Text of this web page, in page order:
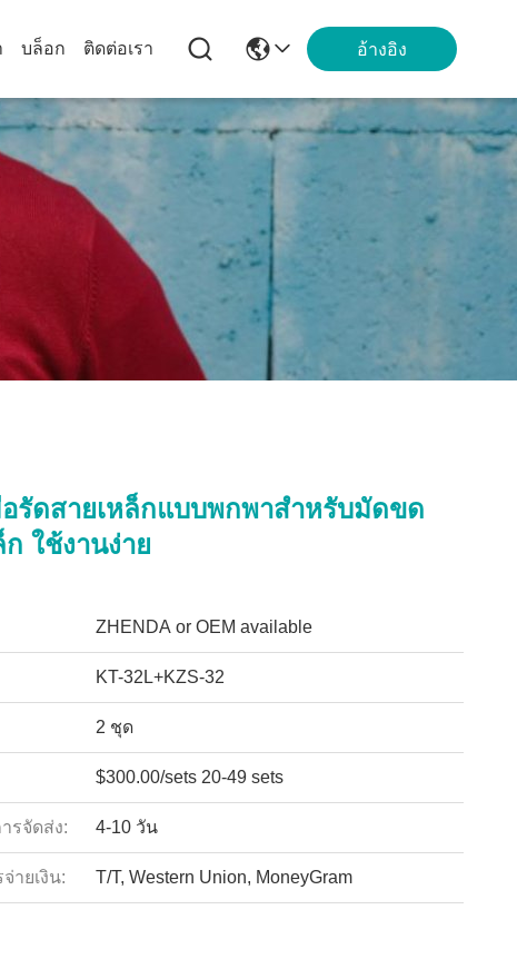
บล็อก ติดต่อเรา อ้างอิง
อรัดสายเหล็กแบบพกพาสำหรับมัดขด
ใช้งานง่าย
ZHENDA or OEM available
KT-32L+KZS-32
2 ชุด
$300.00/sets 20-49 sets
รจัดส่ง: 4-10 วัน
ายเงิน: T/T, Western Union, MoneyGram